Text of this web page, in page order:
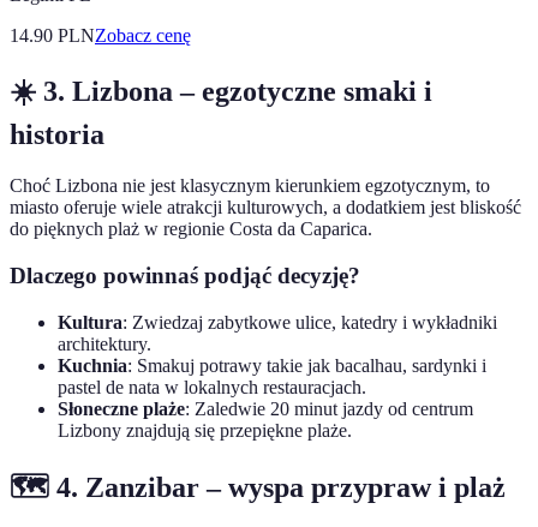
14.90 PLNZobacz cenę
☀️ 3. Lizbona – egzotyczne smaki i
historia
Choć Lizbona nie jest klasycznym kierunkiem egzotycznym, to
miasto oferuje wiele atrakcji kulturowych, a dodatkiem jest bliskość
do pięknych plaż w regionie Costa da Caparica.
Dlaczego powinnaś podjąć decyzję?
Kultura: Zwiedzaj zabytkowe ulice, katedry i wykładniki
architektury.
Kuchnia: Smakuj potrawy takie jak bacalhau, sardynki i
pastel de nata w lokalnych restauracjach.
Słoneczne plaże: Zaledwie 20 minut jazdy od centrum
Lizbony znajdują się przepiękne plaże.
🗺️ 4. Zanzibar – wyspa przypraw i plaż